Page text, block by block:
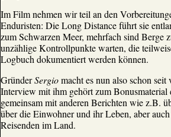
Im Film nehmen wir teil an den
Enduristen: Die Long Distance führt sie
zum Schwarzen Meer, mehrfach sind Berge
unzählige Kontrollpunkte warten, die
Logbuch dokumentiert werden können.
GründerSergiomacht es nun also schon seit
Interview mit ihm gehört zum Bonusmaterial
gemeinsam mit anderen Berichten wie z.B.
über die Einwohner und ihr Leben, aber
Reisenden im Land.